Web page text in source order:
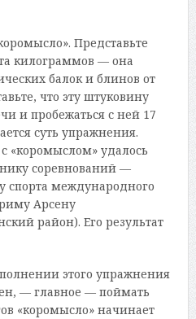
Представьте
килограммов — она
балок и блинов от
что эту штуковину
и пробежаться с ней 17
суть упражнения.
«коромыслом» удалось
соревнований —
спорта международного
Арсену
район). Его результат
этого упражнения
— главное — поймать
«коромысло» начинает